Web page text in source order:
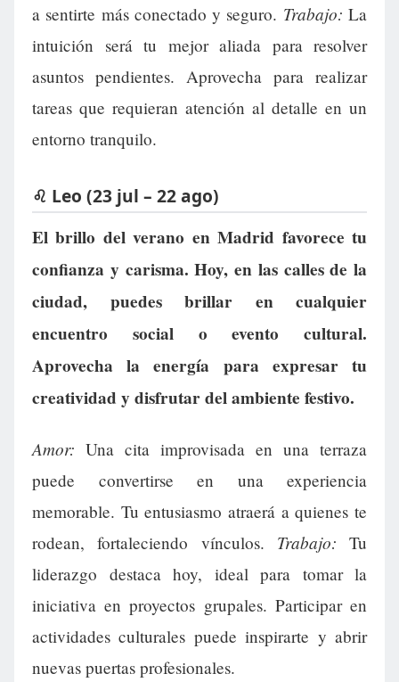
a sentirte más conectado y seguro. Trabajo: La
intuición será tu mejor aliada para resolver
asuntos pendientes. Aprovecha para realizar
tareas que requieran atención al detalle en un
entorno tranquilo.
♌ Leo (23 jul – 22 ago)
El brillo del verano en Madrid favorece tu
confianza y carisma. Hoy, en las calles de la
ciudad, puedes brillar en cualquier
encuentro social o evento cultural.
Aprovecha la energía para expresar tu
creatividad y disfrutar del ambiente festivo.
Amor: Una cita improvisada en una terraza
puede convertirse en una experiencia
memorable. Tu entusiasmo atraerá a quienes te
rodean, fortaleciendo vínculos. Trabajo: Tu
liderazgo destaca hoy, ideal para tomar la
iniciativa en proyectos grupales. Participar en
actividades culturales puede inspirarte y abrir
nuevas puertas profesionales.